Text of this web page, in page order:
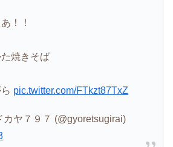
！！
焼きそば
pic.twitter.com/FTkzt87TxZ
ヤ７９７ (@gyoretsugirai)